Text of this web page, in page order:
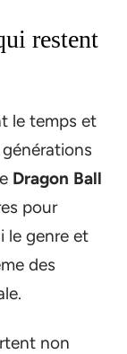
restent
le temps et
Dragon Ball
pour
le genre et
des
non